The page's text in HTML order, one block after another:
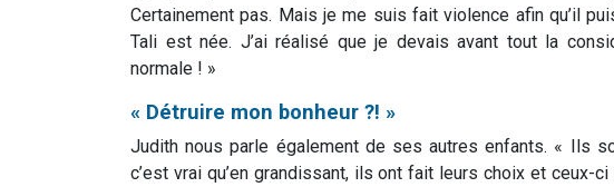
Certainement pas. Mais je me suis fait violence afin qu’il
Tali est née. J’ai réalisé que je devais avant tout la
normale ! »
« Détruire mon bonheur ?! »
Judith nous parle également de ses autres enfants. « Ils
c’est vrai qu’en grandissant, ils ont fait leurs choix et ceux-